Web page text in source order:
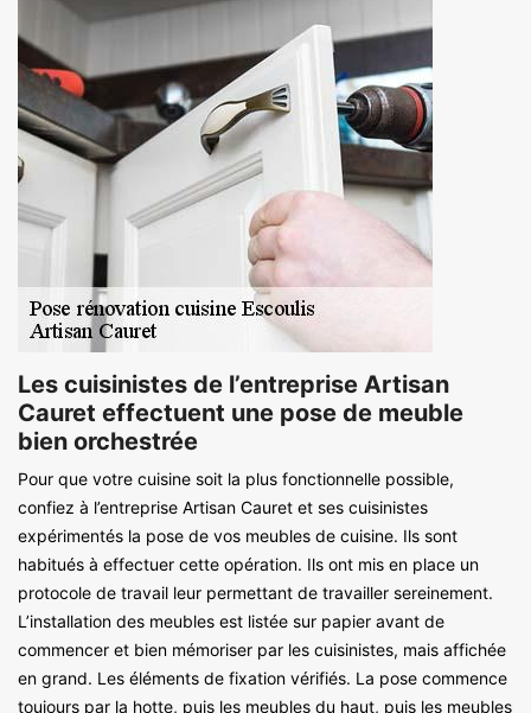
Les cuisinistes de l’entreprise Artisan
Cauret effectuent une pose de meuble
bien orchestrée
Pour que votre cuisine soit la plus fonctionnelle possible,
confiez à l’entreprise Artisan Cauret et ses cuisinistes
expérimentés la pose de vos meubles de cuisine. Ils sont
habitués à effectuer cette opération. Ils ont mis en place un
protocole de travail leur permettant de travailler sereinement.
L’installation des meubles est listée sur papier avant de
commencer et bien mémoriser par les cuisinistes, mais affichée
en grand. Les éléments de fixation vérifiés. La pose commence
toujours par la hotte, puis les meubles du haut, puis les meubles